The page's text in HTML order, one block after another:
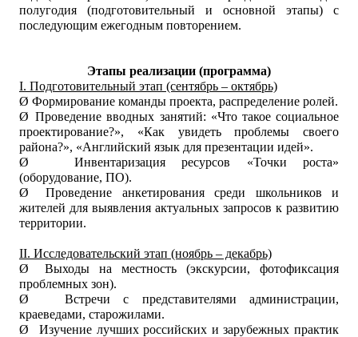
полугодия (подготовительный и основной этапы) с
последующим ежегодным повторением.
Этапы реализации (программа)
I. Подготовительный этап (сентябрь – октябрь)
Ø Формирование команды проекта, распределение ролей.
Ø Проведение вводных занятий: «Что такое социальное
проектирование?», «Как увидеть проблемы своего
района?», «Английский язык для презентации идей».
Ø
Инвентаризация ресурсов «Точки роста»
(оборудование, ПО).
Ø
Проведение анкетирования среди школьников и
жителей для выявления актуальных запросов к развитию
территории.
II. Исследовательский этап (ноябрь – декабрь)
Ø
Выходы на местность (экскурсии, фотофиксация
проблемных зон).
Ø
Встречи с представителями администрации,
краеведами, старожилами.
Ø
Изучение лучших российских и зарубежных практик